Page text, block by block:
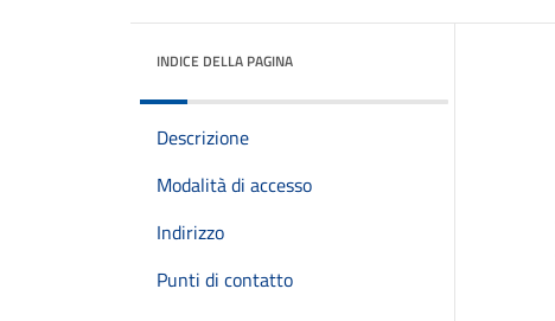
INDICE DELLA PAGINA
Descrizione
Modalità di accesso
Indirizzo
Punti di contatto